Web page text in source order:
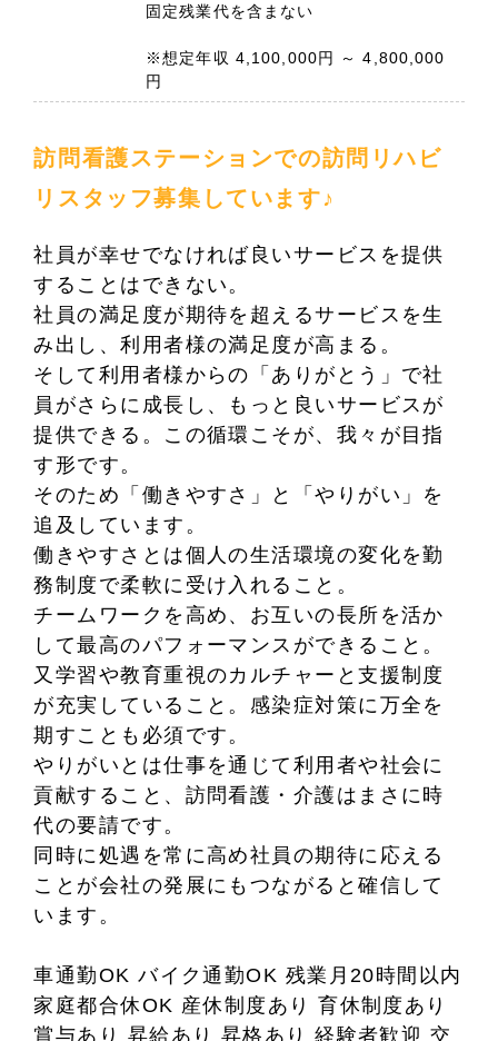
固定残業代を含まない
※想定年収 4,100,000円 ～ 4,800,000
円
訪問看護ステーションでの訪問リハビ
リスタッフ募集しています♪
社員が幸せでなければ良いサービスを提供
することはできない。
社員の満足度が期待を超えるサービスを生
み出し、利用者様の満足度が高まる。
そして利用者様からの「ありがとう」で社
員がさらに成長し、もっと良いサービスが
提供できる。この循環こそが、我々が目指
す形です。
そのため「働きやすさ」と「やりがい」を
追及しています。
働きやすさとは個人の生活環境の変化を勤
務制度で柔軟に受け入れること。
チームワークを高め、お互いの長所を活か
して最高のパフォーマンスができること。
又学習や教育重視のカルチャーと支援制度
が充実していること。感染症対策に万全を
期すことも必須です。
やりがいとは仕事を通じて利用者や社会に
貢献すること、訪問看護・介護はまさに時
代の要請です。
同時に処遇を常に高め社員の期待に応える
ことが会社の発展にもつながると確信して
います。
車通勤OK バイク通勤OK 残業月20時間以内
家庭都合休OK 産休制度あり 育休制度あり
賞与あり 昇給あり 昇格あり 経験者歓迎 交